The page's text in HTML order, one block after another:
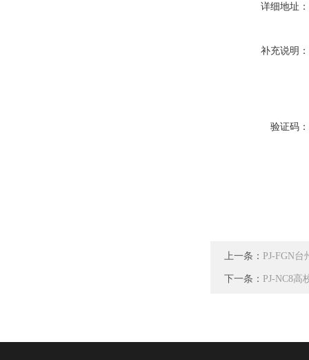
详细地址：
补充说明：
验证码：
上一条： PJ-FGN
下一条： PJ-NC8高